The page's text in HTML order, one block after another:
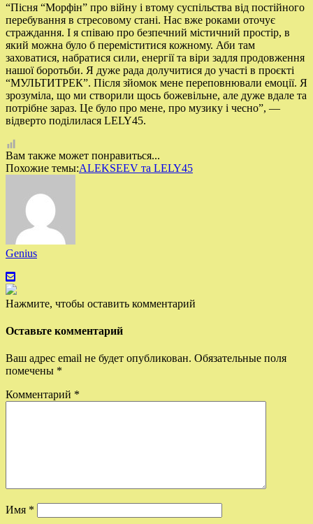
“Пісня “Морфін” про війну і втому суспільства від постійного
перебування в стресовому стані. Нас вже роками оточує
страждання. І я співаю про безпечний містичний простір, в
який можна було б переміститися кожному. Аби там
заховатися, набратися сили, енергії та віри задля продовження
нашої боротьби. Я дуже рада долучитися до участі в проєкті
“МУЛЬТИТРЕК”. Після зйомок мене переповнювали емоції. Я
зрозуміла, що ми створили щось божевільне, але дуже вдале та
потрібне зараз. Це було про мене, про музику і чесно”, —
відверто поділилася LELY45.
Вам также может понравиться...
Похожие темы:ALEKSEEV та LELY45
Genius
Нажмите, чтобы оставить комментарий
Оставьте комментарий
Ваш адрес email не будет опубликован. Обязательные поля
помечены *
Комментарий *
Имя *